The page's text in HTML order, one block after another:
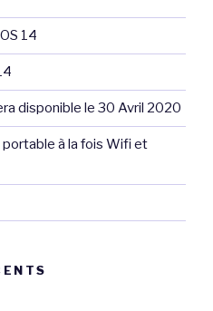
14
disponible le 30 Avril 2020
à la fois Wifi et